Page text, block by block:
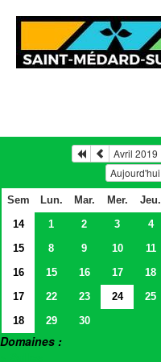
Avril 2019
Aujourd'hui
Sem Lun. Mar. Mer. Jeu.
14
1 2 3 4
15
8 9 10 11
16
15 16 17 18
17
22 23 24 25
18
29 30
Domaines :